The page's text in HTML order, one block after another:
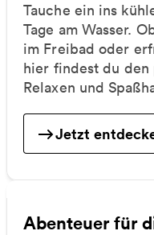
Tauche ein ins
Tage am Wasser.
im Freibad oder
hier findest du den
Relaxen und
Jetzt
Abenteuer für